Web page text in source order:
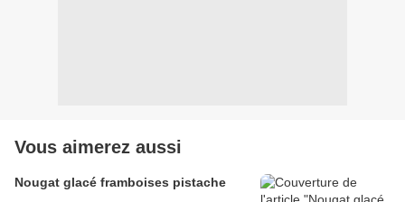
Vous aimerez aussi
Nougat glacé framboises pistache